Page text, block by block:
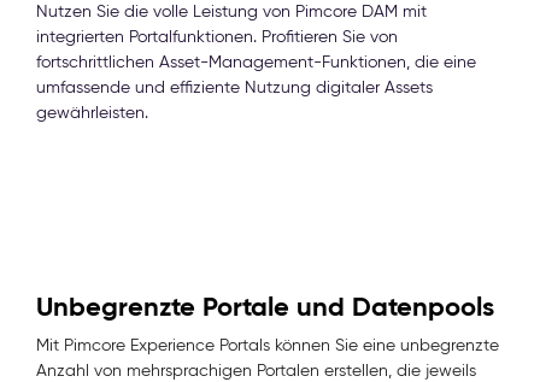
Nutzen Sie die volle Leistung von Pimcore DAM mit
integrierten Portalfunktionen. Profitieren Sie von
fortschrittlichen Asset-Management-Funktionen, die eine
umfassende und effiziente Nutzung digitaler Assets
gewährleisten.
Unbegrenzte Portale und Datenpools
Mit Pimcore Experience Portals können Sie eine unbegrenzte
Anzahl von mehrsprachigen Portalen erstellen, die jeweils